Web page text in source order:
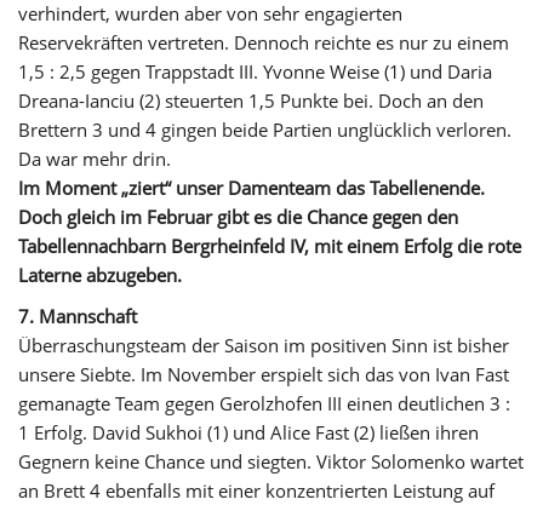
verhindert, wurden aber von sehr engagierten
Reservekräften vertreten. Dennoch reichte es nur zu einem
1,5 : 2,5 gegen Trappstadt III. Yvonne Weise (1) und Daria
Dreana-Ianciu (2) steuerten 1,5 Punkte bei. Doch an den
Brettern 3 und 4 gingen beide Partien unglücklich verloren.
Da war mehr drin.
Im Moment „ziert“ unser Damenteam das Tabellenende.
Doch gleich im Februar gibt es die Chance gegen den
Tabellennachbarn Bergrheinfeld IV, mit einem Erfolg die rote
Laterne abzugeben.
7. Mannschaft
Überraschungsteam der Saison im positiven Sinn ist bisher
unsere Siebte. Im November erspielt sich das von Ivan Fast
gemanagte Team gegen Gerolzhofen III einen deutlichen 3 :
1 Erfolg. David Sukhoi (1) und Alice Fast (2) ließen ihren
Gegnern keine Chance und siegten. Viktor Solomenko wartet
an Brett 4 ebenfalls mit einer konzentrierten Leistung auf